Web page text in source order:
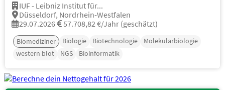
IUF - Leibniz Institut für...
Düsseldorf, Nordrhein-Westfalen
29.07.2026
57.708,82 €/Jahr (geschätzt)
Biomediziner Biologie Biotechnologie
Molekularbiologie
western blot
NGS Bioinformatik